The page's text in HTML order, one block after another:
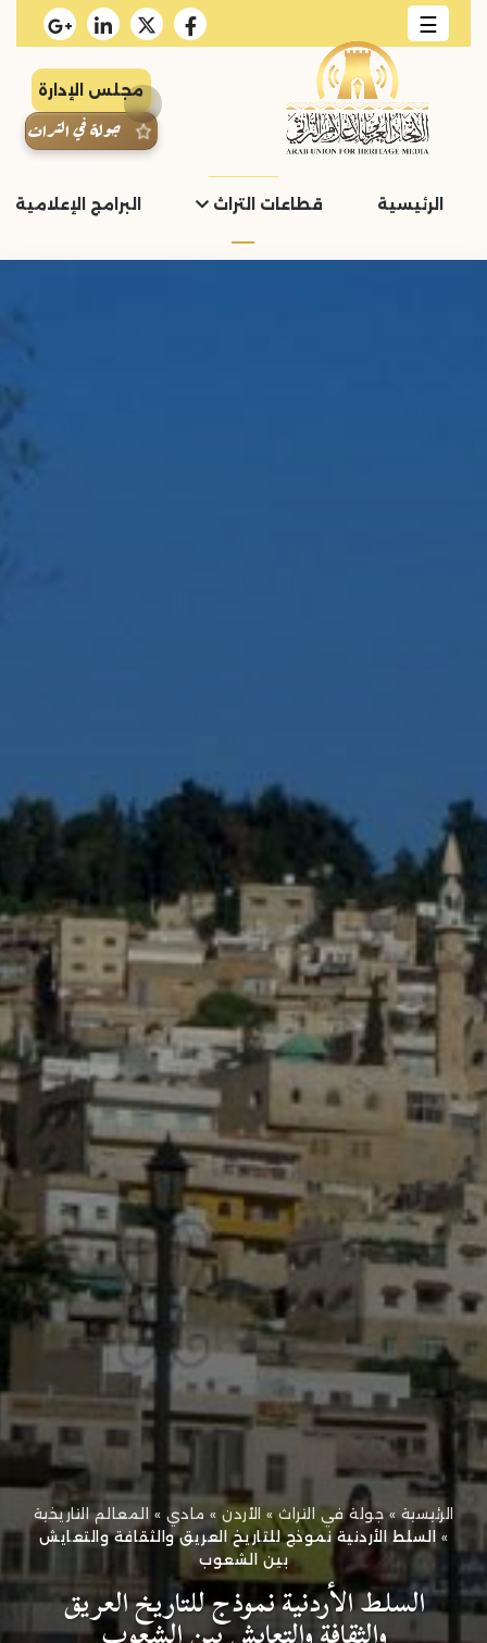
☰
مجلس الإدارة
جولة في التراث
الرئيسية قطاعات التراث البرامج الإعلامية
الرئيسية »جولة في التراث» الأردن » مادي »
المعالم التاريخية
»
السلط الأردنية نموذج للتاريخ العريق والثقافة والتعايش
بين الشعوب
السلط الأردنية نموذج للتاريخ العريق